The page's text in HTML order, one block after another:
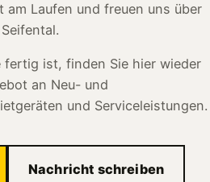
am Laufen und freuen uns über
fertig ist, finden Sie hier wieder
an Neu- und
und Serviceleistungen.
Nachricht schreiben